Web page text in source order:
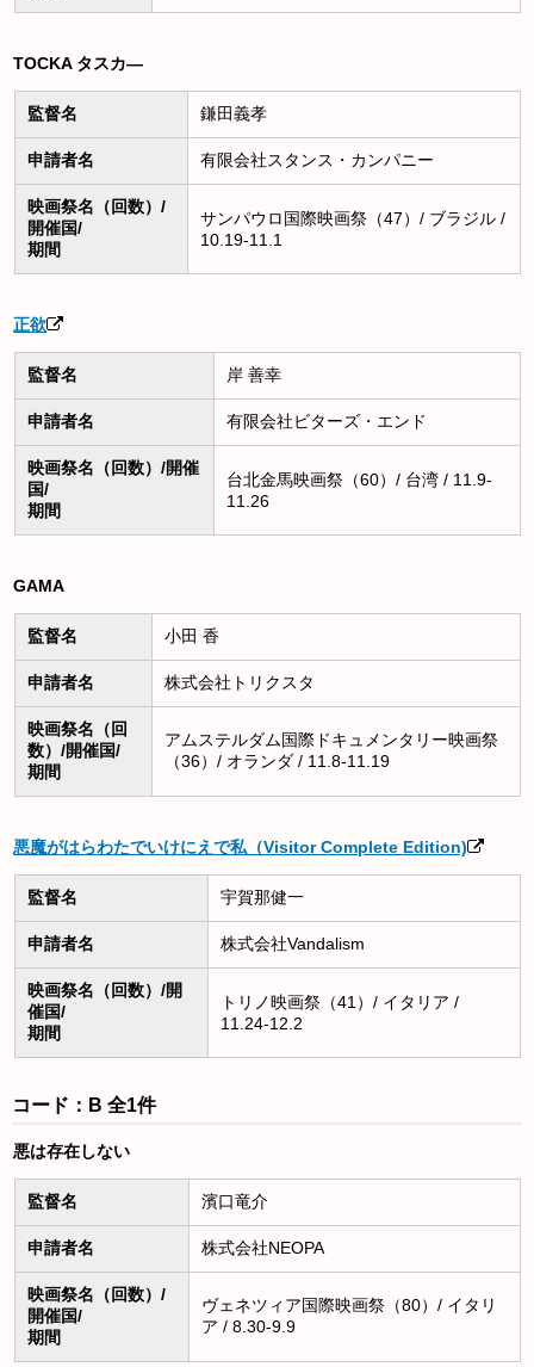
TOCKA タスカ―
監督名 鎌田義孝
申請者名 有限会社スタンス・カンパニー
映画祭名（回数）/
開催国/
期間
サンパウロ国際映画祭（47）/ ブラジル /
10.19-11.1
正欲
監督名 岸 善幸
申請者名 有限会社ビターズ・エンド
映画祭名（回数）/開催
国/
期間
台北金馬映画祭（60）/ 台湾 / 11.9-
11.26
GAMA
監督名 小田 香
申請者名 株式会社トリクスタ
映画祭名（回
数）/開催国/
期間
アムステルダム国際ドキュメンタリー映画祭
（36）/ オランダ / 11.8-11.19
悪魔がはらわたでいけにえで私（Visitor Complete Edition)
監督名 宇賀那健一
申請者名 株式会社Vandalism
映画祭名（回数）/開
催国/
期間
トリノ映画祭（41）/ イタリア /
11.24-12.2
コード：B 全1件
悪は存在しない
監督名 濱口竜介
申請者名 株式会社NEOPA
映画祭名（回数）/
開催国/
期間
ヴェネツィア国際映画祭（80）/ イタリ
ア / 8.30-9.9